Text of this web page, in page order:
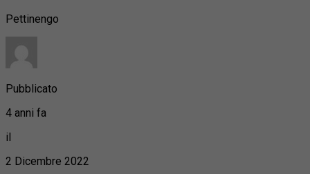
Pettinengo
Pubblicato
4 anni fa
il
2 Dicembre 2022